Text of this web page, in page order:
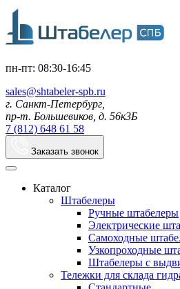
пн-пт: 08:30-16:45
sales@shtabeler-spb.ru
г. Санкт-Петербург,
пр-т. Большевиков, д. 56к3Б
7 (812) 648 61 58
Заказать звонок
Каталог
Штабелеры
Ручные штабелеры
Электрические
Самоходные
Узкопроходные
Штабелеры с
Тележки для склада